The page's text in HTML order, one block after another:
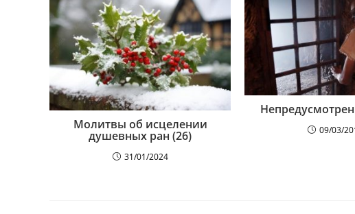
Молитвы об исцелении
душевных ран (26)
31/01/2024
09/03/